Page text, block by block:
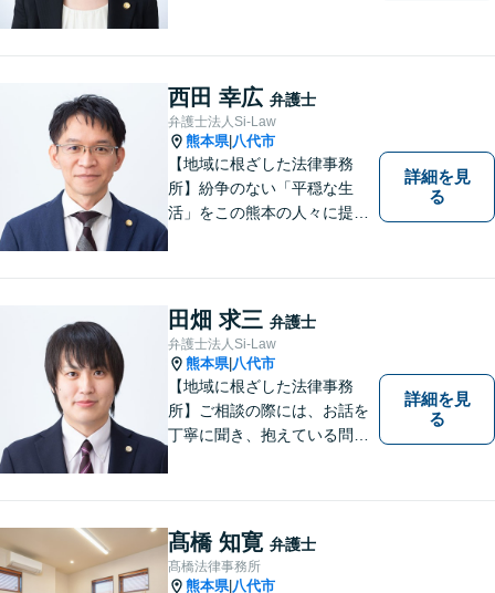
やお気持ちに配慮し、納得の
いく解決のサポートができま
すよう、一つ一つのご依頼に
誠実に取り組んでまいりま
す。
西田 幸広 弁護士
弁護士法人Si-Law
熊本県| 八代市
【地域に根ざした法律事務
所】紛争のない「平穏な生
活」をこの熊本の人々に提供
す。一人でも多くの熊本地域
の人たちに紛争のない「平穏
な生活」を提供するという志
を持って日々の仕事に取り組
んでまいります。
詳細を見
る
田畑 求三 弁護士
弁護士法人Si-Law
熊本県| 八代市
【地域に根ざした法律事務
所】ご相談の際には、お話を
丁寧に聞き、抱えている問題
をご提案できるよう心がけて
います。 1人で悩まず、お気
軽にご相談ください。
詳細を見
る
髙橋 知寛 弁護士
髙橋法律事務所
熊本県| 八代市